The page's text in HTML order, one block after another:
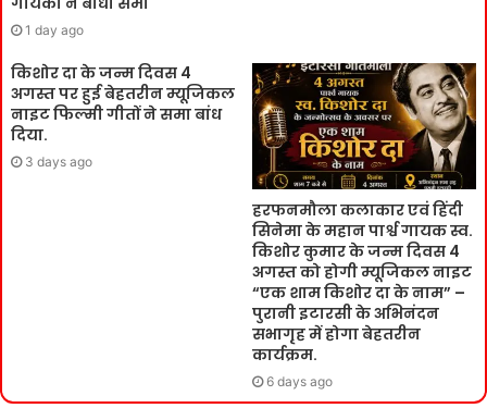
1 day ago
किशोर दा के जन्म दिवस 4
अगस्त पर हुई बेहतरीन म्यूजिकल
नाइट फिल्मी गीतों ने समा बांध
दिया.
3 days ago
हरफनमौला कलाकार एवं हिंदी
सिनेमा के महान पार्श्व गायक स्व.
किशोर कुमार के जन्म दिवस 4
अगस्त को होगी म्यूजिकल नाइट
“एक शाम किशोर दा के नाम” –
पुरानी इटारसी के अभिनंदन
सभागृह में होगा बेहतरीन
कार्यक्रम.
6 days ago